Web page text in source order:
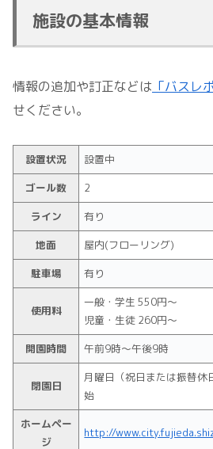
施設の基本情報
情報の追加や訂正などは 「バスレ
せください。
設置状況
設置中
ゴール数
2
ライン
有り
地面
屋内(フローリング)
駐車場
有り
使用料
一般・学生 550円～
児童・生徒 260円～
開園時間
午前9時～午後9時
閉園日
月曜日（祝日または振替休
始
ホームペー
ジ